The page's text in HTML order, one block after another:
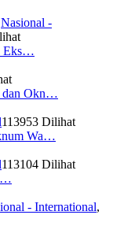
Nasional -
Eks…
dan Okn…
113953 Dilihat
Wa…
113104 Dilihat
- International,